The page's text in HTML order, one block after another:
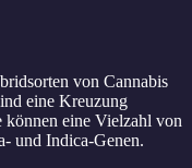
von Cannabis
eine Kreuzung
können eine Vielzahl von
und Indica-Genen.